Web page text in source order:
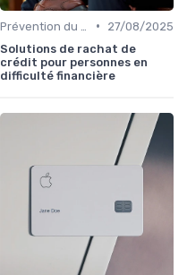
•
27/08/2025
Solutions de rachat de
crédit pour personnes en
difficulté financière